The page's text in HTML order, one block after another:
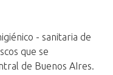
- sanitaria de
que se
de Buenos AIres.